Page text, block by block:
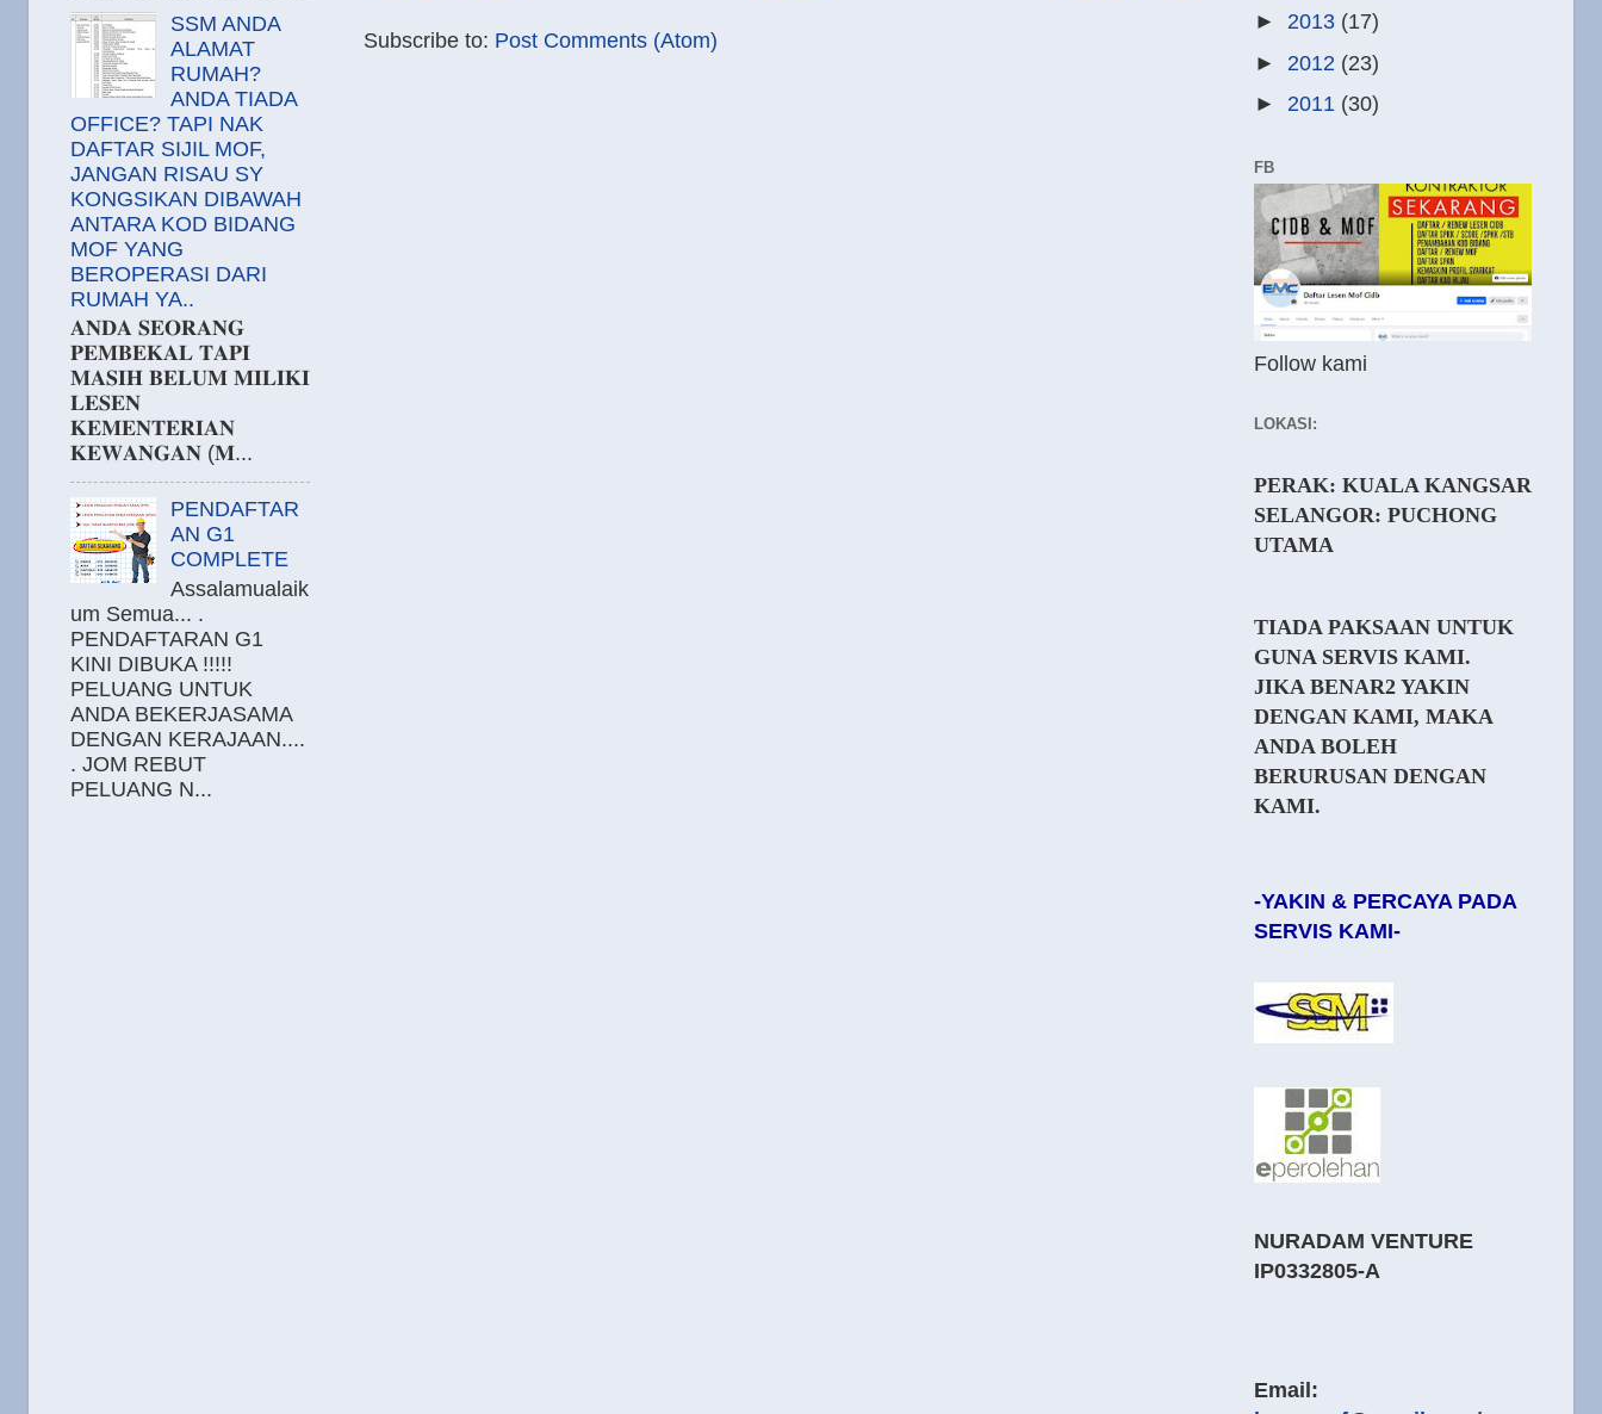
Subscribe to: Post Comments (Atom)
SSM ANDA
ALAMAT
RUMAH?
ANDA TIADA
OFFICE? TAPI NAK
DAFTAR SIJIL MOF,
JANGAN RISAU SY
KONGSIKAN DIBAWAH
ANTARA KOD BIDANG
MOF YANG
BEROPERASI DARI
RUMAH YA..
𝐀𝐍𝐃𝐀 𝐒𝐄𝐎𝐑𝐀𝐍𝐆
𝐏𝐄𝐌𝐁𝐄𝐊𝐀𝐋 𝐓𝐀𝐏𝐈
𝐌𝐀𝐒𝐈𝐇 𝐁𝐄𝐋𝐔𝐌 𝐌𝐈𝐋𝐈𝐊𝐈
𝐋𝐄𝐒𝐄𝐍
𝐊𝐄𝐌𝐄𝐍𝐓𝐄𝐑𝐈𝐀𝐍
𝐊𝐄𝐖𝐀𝐍𝐆𝐀𝐍 (𝐌...
PENDAFTAR
AN G1
COMPLETE
Assalamualaik
um Semua... .
PENDAFTARAN G1
KINI DIBUKA !!!!!
PELUANG UNTUK
ANDA BEKERJASAMA
DENGAN KERAJAAN....
. JOM REBUT
PELUANG N...
► 2013 (17)
► 2012 (23)
► 2011 (30)
FB
Follow kami
LOKASI:
PERAK: KUALA KANGSAR
SELANGOR: PUCHONG
UTAMA
TIADA PAKSAAN UNTUK
GUNA SERVIS KAMI.
JIKA BENAR2 YAKIN
DENGAN KAMI, MAKA
ANDA BOLEH
BERURUSAN DENGAN
KAMI.
-YAKIN & PERCAYA PADA
SERVIS KAMI-
NURADAM VENTURE
IP0332805-A
Email: